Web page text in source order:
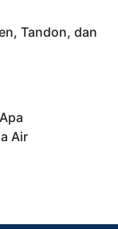
Tandon, dan
Air